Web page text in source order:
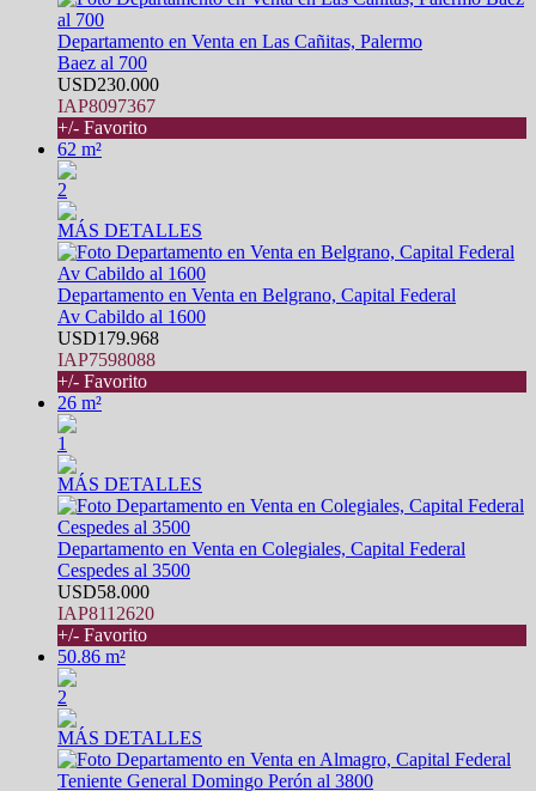
Departamento en Venta en Las Cañitas, Palermo
Baez al 700
USD230.000
IAP8097367
+/- Favorito
62 m²
2
MÁS DETALLES
Departamento en Venta en Belgrano, Capital Federal
Av Cabildo al 1600
USD179.968
IAP7598088
+/- Favorito
26 m²
1
MÁS DETALLES
Departamento en Venta en Colegiales, Capital Federal
Cespedes al 3500
USD58.000
IAP8112620
+/- Favorito
50.86 m²
2
MÁS DETALLES